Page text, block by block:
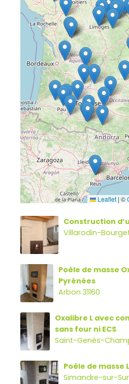
Leaflet | ©
Construction
Villarodin-
Poêle de masse
Pyrénées
Arbon 31160
Oxalibre L avec
sans four ni ECS
Saint-Genès-
Poêle de masse
Simandre-sur-